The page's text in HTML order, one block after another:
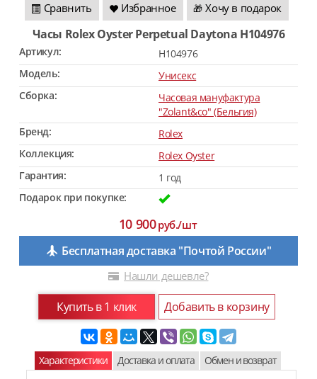
Сравнить Избранное 🎁 Хочу в подарок
Часы Rolex Oyster Perpetual Daytona H104976
Артикул:
H104976
Модель:
Унисекс
Сборка:
Часовая мануфактура
"Zolant&co" (Бельгия)
Бренд:
Rolex
Коллекция:
Rolex Oyster
Гарантия:
1 год
Подарок при покупке:
10 900руб./шт
Бесплатная доставка "Почтой России"
Нашли дешевле?
Купить в 1 клик Добавить в корзину
Характеристики Доставка и оплата Обмен и возврат